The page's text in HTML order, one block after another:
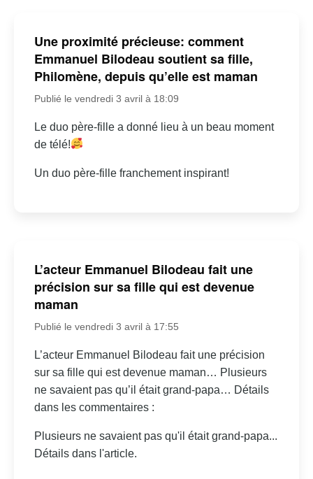
Une proximité précieuse: comment
Emmanuel Bilodeau soutient sa fille,
Philomène, depuis qu’elle est maman
Publié le vendredi 3 avril à 18:09
Le duo père-fille a donné lieu à un beau moment
de télé!
Un duo père-fille franchement inspirant!
L’acteur Emmanuel Bilodeau fait une
précision sur sa fille qui est devenue
maman
Publié le vendredi 3 avril à 17:55
L’acteur Emmanuel Bilodeau fait une précision
sur sa fille qui est devenue maman… Plusieurs
ne savaient pas qu’il était grand-papa… Détails
dans les commentaires :
Plusieurs ne savaient pas qu'il était grand-papa...
Détails dans l'article.